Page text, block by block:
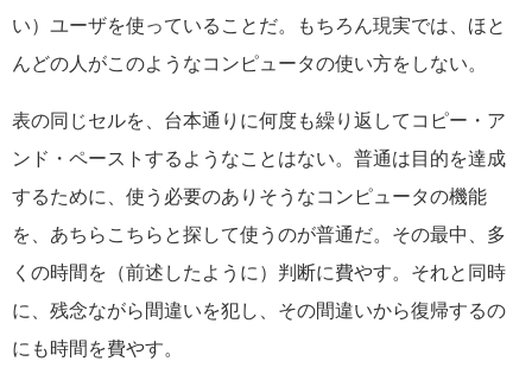
い）ユーザを使っていることだ。もちろん現実では、ほと
んどの人がこのようなコンピュータの使い方をしない。
表の同じセルを、台本通りに何度も繰り返してコピー・ア
ンド・ペーストするようなことはない。普通は目的を達成
するために、使う必要のありそうなコンピュータの機能
を、あちらこちらと探して使うのが普通だ。その最中、多
くの時間を（前述したように）判断に費やす。それと同時
に、残念ながら間違いを犯し、その間違いから復帰するの
にも時間を費やす。